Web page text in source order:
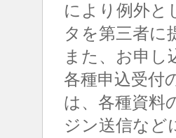
により例外と
タを第三者に
また、お申し
各種申込受付
は、各種資料
ジン送信など